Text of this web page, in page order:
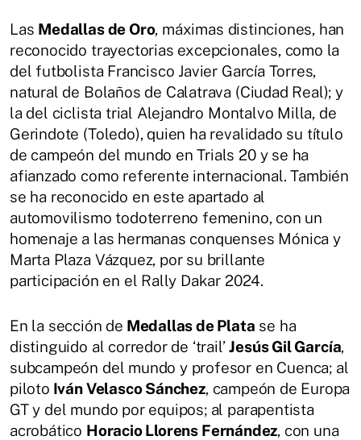
Las Medallas de Oro, máximas distinciones, han
reconocido trayectorias excepcionales, como la
del futbolista Francisco Javier García Torres,
natural de Bolaños de Calatrava (Ciudad Real); y
la del ciclista trial Alejandro Montalvo Milla, de
Gerindote (Toledo), quien ha revalidado su título
de campeón del mundo en Trials 20 y se ha
afianzado como referente internacional. También
se ha reconocido en este apartado al
automovilismo todoterreno femenino, con un
homenaje a las hermanas conquenses Mónica y
Marta Plaza Vázquez, por su brillante
participación en el Rally Dakar 2024.
En la sección de Medallas de Plata se ha
distinguido al corredor de ‘trail’Jesús Gil García,
subcampeón del mundo y profesor en Cuenca; al
piloto Iván Velasco Sánchez, campeón de Europa
GT y del mundo por equipos; al parapentista
acrobático Horacio Llorens Fernández, con una